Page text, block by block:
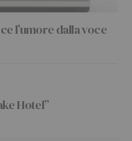
l’umore dalla voce
Hotel”